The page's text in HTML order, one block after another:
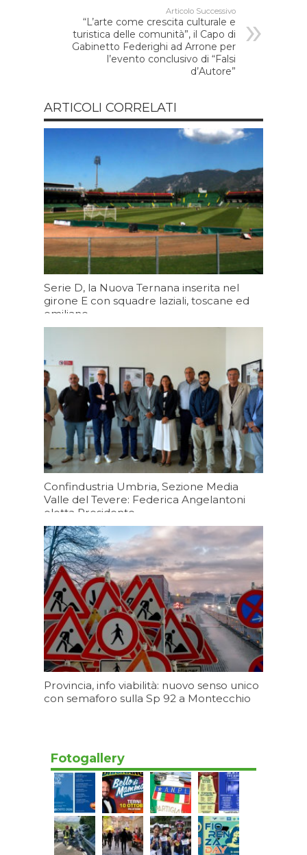
Articolo Successivo
“L’arte come crescita culturale e
turistica delle comunità”, il Capo di
Gabinetto Federighi ad Arrone per
l’evento conclusivo di “Falsi
d’Autore”
ARTICOLI CORRELATI
Serie D, la Nuova Ternana inserita nel
girone E con squadre laziali, toscane ed
emiliane
Confindustria Umbria, Sezione Media
Valle del Tevere: Federica Angelantoni
eletta Presidente
06/08/2026 19:20
Provincia, info viabilità: nuovo senso unico
con semaforo sulla Sp 92 a Montecchio
Fotogallery